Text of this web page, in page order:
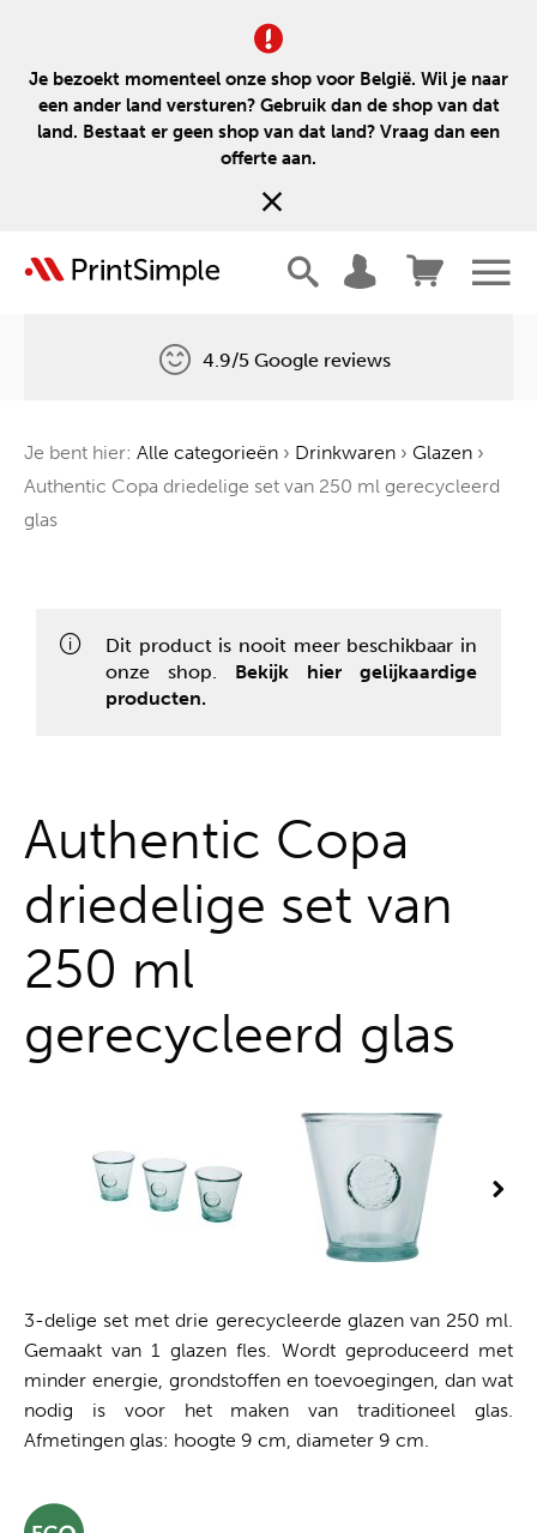
Je bezoekt momenteel onze shop voor België. Wil je naar
een ander land versturen? Gebruik dan de shop van dat
land. Bestaat er geen shop van dat land? Vraag dan een
offerte aan.
Één boom voor elke bestelling
4.9/5 Google reviews
Je bent hier: Alle categorieën › Drinkwaren › Glazen ›
Authentic Copa driedelige set van 250 ml gerecycleerd
glas
Dit product is nooit meer beschikbaar in
onze shop. Bekijk hier gelijkaardige
producten.
Authentic Copa
driedelige set van
250 ml
gerecycleerd glas
3-delige set met drie gerecycleerde glazen van 250 ml.
Gemaakt van 1 glazen fles. Wordt geproduceerd met
minder energie, grondstoffen en toevoegingen, dan wat
nodig is voor het maken van traditioneel glas.
Afmetingen glas: hoogte 9 cm, diameter 9 cm.